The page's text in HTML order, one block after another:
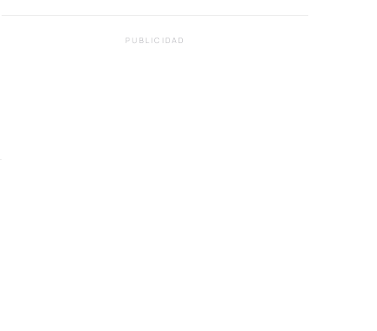
PUBLICIDAD